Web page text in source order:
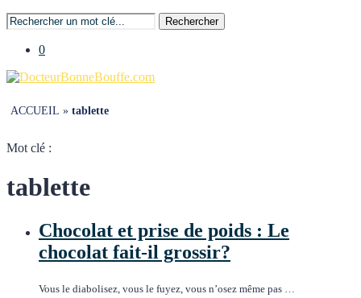
Rechercher
0
ACCUEIL » tablette
Mot clé :
tablette
Chocolat et prise de poids : Le
chocolat fait-il grossir?
Vous le diabolisez, vous le fuyez, vous n’osez même pas …